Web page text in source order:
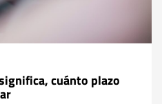
cuánto plazo